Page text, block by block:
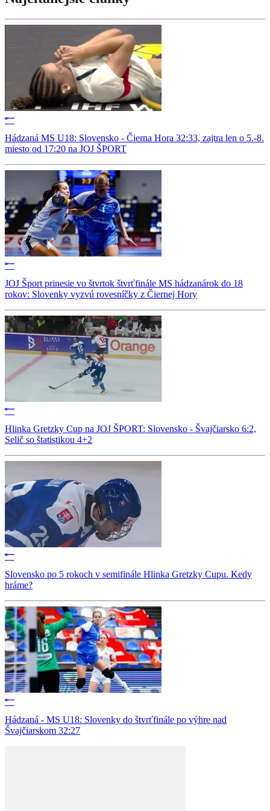
Hádzaná MS U18: Slovensko - Čierna Hora 32:33, zajtra len o 5.-8.
miesto od 17:20 na JOJ ŠPORT
JOJ Šport prinesie vo štvrtok štvrťfinále MS hádzanárok do 18
rokov: Slovenky vyzvú rovesníčky z Čiernej Hory
Hlinka Gretzky Cup na JOJ ŠPORT: Slovensko - Švajčiarsko 6:2,
Selič so štatistikou 4+2
Slovensko po 5 rokoch v semifinále Hlinka Gretzky Cupu. Kedy
hráme?
Hádzaná - MS U18: Slovenky do štvrťfinále po výhre nad
Švajčiarskom 32:27